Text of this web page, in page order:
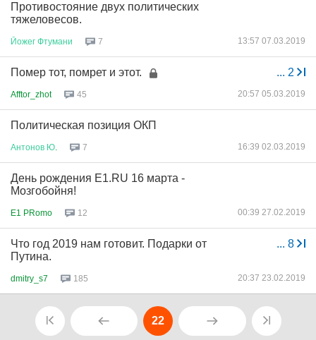
Противостояние двух политических
тяжеловесов.
Йожег Фтумани 7 13:57 07.03.2019
... 2
Помер тот, помрет и этот.
Afftor_zhot 45 20:57 05.03.2019
Политическая позиция ОКП
Антонов Ю 7 16:39 02.03.2019
День рождения Е1.RU 16 марта -
Мозгобойня!
E1 PRomo 12 00:39 27.02.2019
... 8
Что год 2019 нам готовит. Подарки от
Путина.
dmitry_s7 185 20:37 23.02.2019
22